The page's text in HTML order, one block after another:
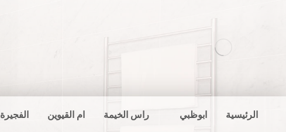
الرئيسية ابوظبي راس الخيمة ام القيوين الفجيرة